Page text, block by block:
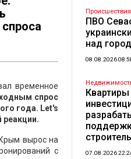
временное
спрос
года. Let's
реакции.
вырос на
с
Происшествия
ПВО
над
08.08.2026
Квартиры
07.08.2026